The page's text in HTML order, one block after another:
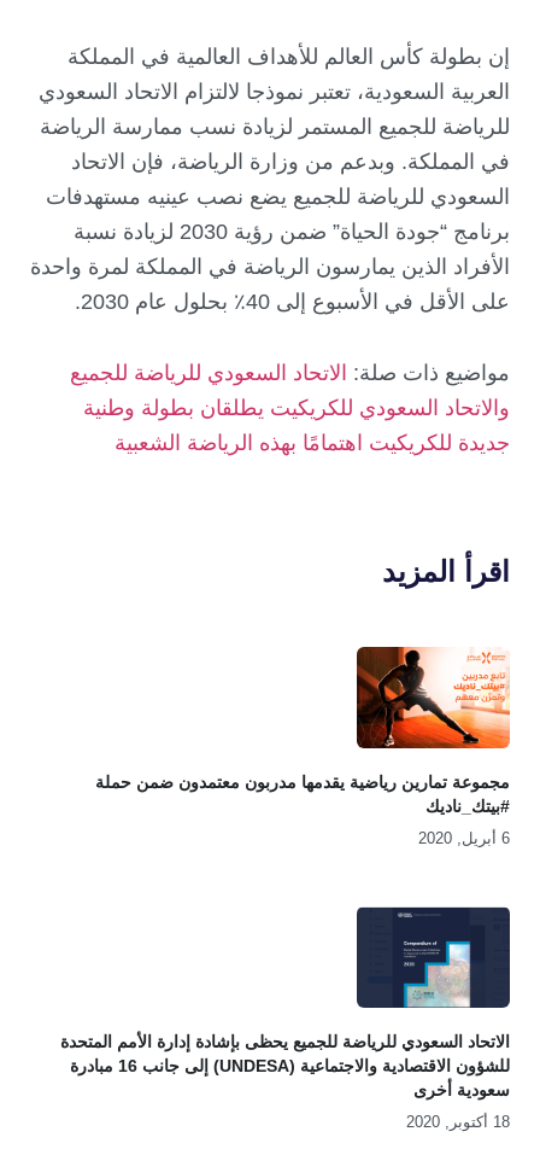
إن بطولة كأس العالم للأهداف العالمية في المملكة
العربية السعودية، تعتبر نموذجا لالتزام الاتحاد السعودي
للرياضة للجميع المستمر لزيادة نسب ممارسة الرياضة
في المملكة. وبدعم من وزارة الرياضة، فإن الاتحاد
السعودي للرياضة للجميع يضع نصب عينيه مستهدفات
برنامج “جودة الحياة” ضمن رؤية 2030 لزيادة نسبة
الأفراد الذين يمارسون الرياضة في المملكة لمرة واحدة
على الأقل في الأسبوع إلى 40٪ بحلول عام 2030.
مواضيع ذات صلة: الاتحاد السعودي للرياضة للجميع
والاتحاد السعودي للكريكيت يطلقان بطولة وطنية
جديدة للكريكيت اهتمامًا بهذه الرياضة الشعبية
اقرأ المزيد
مجموعة تمارين رياضية يقدمها مدربون معتمدون ضمن حملة
#بيتك_ناديك
6 أبريل, 2020
الاتحاد السعودي للرياضة للجميع يحظى بإشادة إدارة الأمم المتحدة
للشؤون الاقتصادية والاجتماعية (UNDESA) إلى جانب 16 مبادرة
سعودية أخرى
18 أكتوبر, 2020